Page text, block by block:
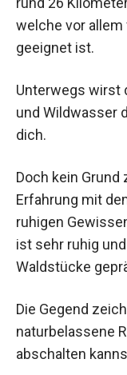
welche vor
geeignet ist.
Unterwegs wirst
und Wildwasser
dich.
Doch kein Grund
Erfahrung mit
ruhigen
ist sehr ruhig
Waldstücke
Die Gegend
naturbelassene
abschalten